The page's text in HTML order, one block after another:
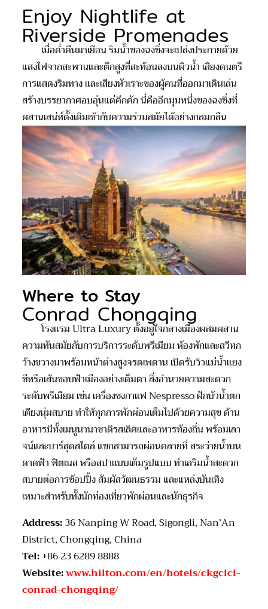
Enjoy Nightlife at
Riverside Promenades
เมื่อค่ำคืนมาเยือน ริมน้ำของฉงชิ่งจะเปล่งประกายด้วย
แสงไฟจากสะพานและตึกสูงที่สะท้อนลงบนผิวน้ำ เสียงดนตรี
การแสดงริมทาง และเสียงหัวเราะของผู้คนที่ออกมาเดินเล่น
สร้างบรรยากาศอบอุ่นแต่คึกคัก นี่คืออีกมุมหนึ่งของฉงชิ่งที่
ผสานเสน่ห์ดั้งเดิมเข้ากับความร่วมสมัยได้อย่างกลมกลืน
Where to Stay
Conrad Chongqing
โรงแรม Ultra Luxury ตั้งอยู่ใจกลางเมืองผสมผสาน
ความทันสมัยกับการบริการระดับพรีเมียม ห้องพักและสวีทก
ว้างขวางมาพร้อมหน้าต่างสูงจรดเพดาน เปิดรับวิวแม่น้ำแยง
ซีหรือเส้นขอบฟ้าเมืองอย่างเต็มตา สิ่งอำนวยความสะดวก
ระดับพรีเมียม เช่น เครื่องชงกาแฟ Nespresso ฝักบัวน้ำตก
เตียงนุ่มสบาย ทำให้ทุกการพักผ่อนเต็มไปด้วยความสุข ด้าน
อาหารมีทั้งเมนูนานาชาติรสเลิศและอาหารท้องถิ่น พร้อมเลา
จน์และบาร์สุดสไตล์ แขกสามารถผ่อนคลายที่ สระว่ายน้ำบน
ดาดฟ้า ฟิตเนส หรือสปาแบบเต็มรูปแบบ ทำเลริมน้ำสะดวก
สบายต่อการช้อปปิ้ง สัมผัสวัฒนธรรม และแหล่งบันเทิง
เหมาะสำหรับทั้งนักท่องเที่ยวพักผ่อนและนักธุรกิจ
Address:36 Nanping W Road, Sigongli, Nan’An
District, Chongqing, China
Tel:+86 23 6289 8888
Website:www.hilton.com/en/hotels/ckgcici-
conrad-chongqing/